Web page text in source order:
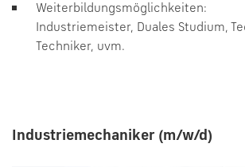
Weiterbildungsmöglichkeiten:
Industriemeister, Duales Studium,
Techniker, uvm.
Industriemechaniker (m/w/d)